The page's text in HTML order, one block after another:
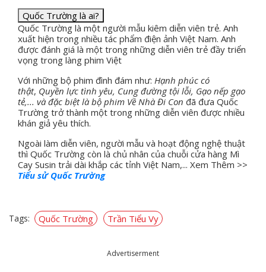
Quốc Trường là ai?
Quốc Trường là một người mẫu kiêm diễn viên trẻ. Anh
xuất hiện trong nhiều tác phẩm điện ảnh Việt Nam. Anh
được đánh giá là một trong những diễn viên trẻ đầy triển
vọng trong làng phim Việt
Với những bộ phim đình đám như: Hạnh phúc có
thật, Quyền lực tình yêu, Cung đường tội lỗi, Gạo nếp gạo
tẻ,... và đặc biệt là bộ phim Về Nhà Đi Con đã đưa Quốc
Trường trở thành một trong những diễn viên được nhiều
khán giả yêu thích.
Ngoài làm diễn viên, người mẫu và hoạt động nghệ thuật
thì Quốc Trường còn là chủ nhân của chuỗi cửa hàng Mì
Cay Susin trải dài khắp các tỉnh Việt Nam,... Xem Thêm >>
Tiểu sử Quốc Trường
Tags: Quốc Trường Trần Tiểu Vy
Advertiserment